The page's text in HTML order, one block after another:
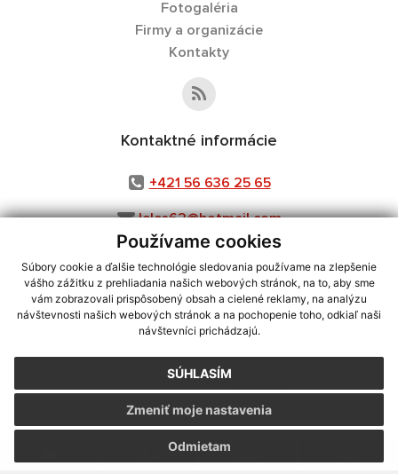
Používame cookies
Súbory cookie a ďalšie technológie sledovania používame na zlepšenie
vášho zážitku z prehliadania našich webových stránok, na to, aby sme
vám zobrazovali prispôsobený obsah a cielené reklamy, na analýzu
návštevnosti našich webových stránok a na pochopenie toho, odkiaľ naši
návštevníci prichádzajú.
SÚHLASÍM
Odmietam
Zmeniť moje nastavenia
Fotogaléria
Firmy a organizácie
Kontakty
Kontaktné informácie
+421 56 636 25 65
leles62@hotmail.com
využite možnosť získavania aktuálnych informácií s využitím RSS
CMS systém (redakčný) systém ECHELON 2,Mapa stránok,web portál
webex.digital, s.r.o.,domény,registrácia domény
Posledná aktualizácia:30.07.2026
Vytlačiť stránku|Vyhlásenie o prístupnosti